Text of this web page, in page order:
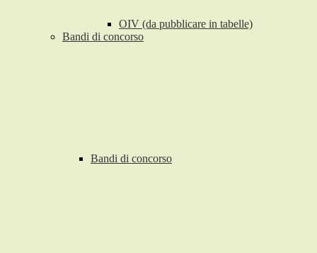
OIV (da pubblicare in tabelle)
Bandi di concorso
Bandi di concorso